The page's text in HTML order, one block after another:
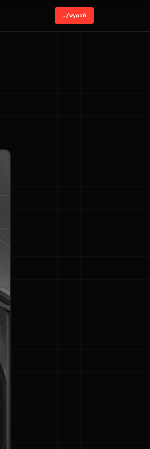
./wyceń